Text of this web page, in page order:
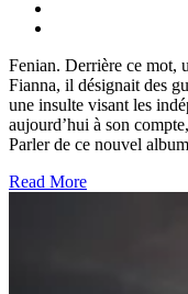
Fenian. Derrière ce mot,
Fianna, il désignait des
une insulte visant les
aujourd’hui à son
Parler de ce nouvel
Read More